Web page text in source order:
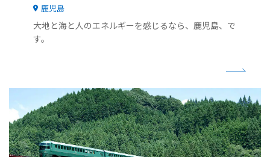
鹿児島
大地と海と人のエネルギーを感じるなら、鹿児島、で
す。